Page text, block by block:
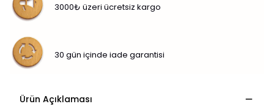
3000₺ üzeri ücretsiz kargo
30 gün içinde iade garantisi
Ürün Açıklaması